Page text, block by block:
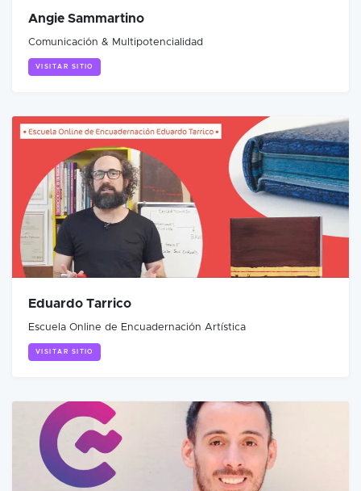
Angie Sammartino
Comunicación & Multipotencialidad
VISITAR SITIO
Eduardo Tarrico
Escuela Online de Encuadernación Artística
VISITAR SITIO